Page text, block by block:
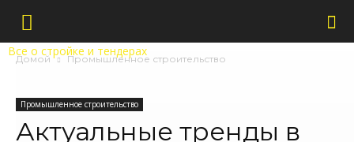
Все о стройке и тендерах
Домой Промышленное строительство
Промышленное строительство
Актуальные тренды в